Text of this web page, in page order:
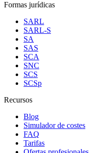
Formas jurídicas
SARL
SARL-S
SA
SAS
SCA
SNC
SCS
SCSp
Recursos
Blog
Simulador de costes
FAQ
Tarifas